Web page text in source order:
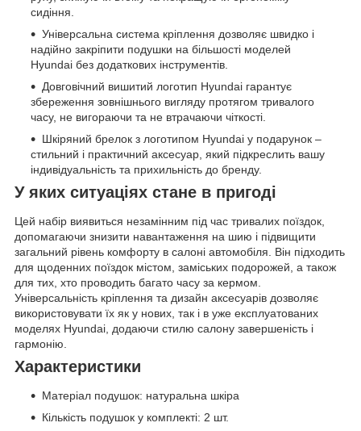
сидіння.
Універсальна система кріплення дозволяє швидко і
надійно закріпити подушки на більшості моделей
Hyundai без додаткових інструментів.
Довговічний вишитий логотип Hyundai гарантує
збереження зовнішнього вигляду протягом тривалого
часу, не вигораючи та не втрачаючи чіткості.
Шкіряний брелок з логотипом Hyundai у подарунок –
стильний і практичний аксесуар, який підкреслить вашу
індивідуальність та прихильність до бренду.
У яких ситуаціях стане в пригоді
Цей набір виявиться незамінним під час тривалих поїздок,
допомагаючи знизити навантаження на шию і підвищити
загальний рівень комфорту в салоні автомобіля. Він підходить
для щоденних поїздок містом, заміських подорожей, а також
для тих, хто проводить багато часу за кермом.
Універсальність кріплення та дизайн аксесуарів дозволяє
використовувати їх як у нових, так і в уже експлуатованих
моделях Hyundai, додаючи стилю салону завершеність і
гармонію.
Характеристики
Матеріал подушок: натуральна шкіра
Кількість подушок у комплекті: 2 шт.